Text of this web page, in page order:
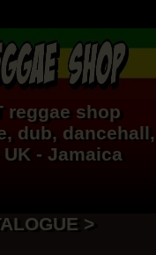
reggae shop
, dub, dancehall,
- Jamaica
>